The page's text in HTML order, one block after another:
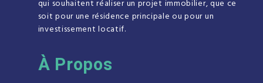
qui souhaitent réaliser un projet immobilier, que ce
soit pour une résidence principale ou pour un
investissement locatif.
À Propos